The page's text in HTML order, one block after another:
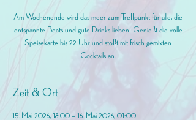
Am Wochenende wird das meer zum Treffpunkt für alle, die
entspannte Beats und gute Drinks lieben! Genießt die volle
Speisekarte bis 22 Uhr und stoßt mit frisch gemixten
Cocktails an.
Zeit & Ort
15. Mai 2026, 18:00 – 16. Mai 2026, 01:00